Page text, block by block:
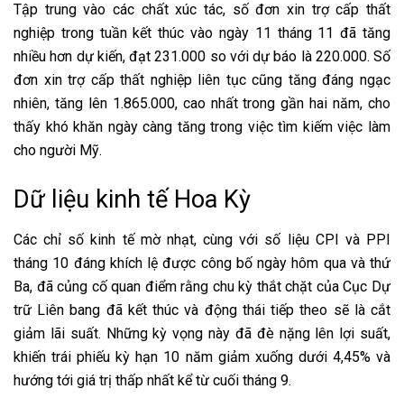
Tập trung vào các chất xúc tác, số đơn xin trợ cấp thất
nghiệp trong tuần kết thúc vào ngày 11 tháng 11 đã tăng
nhiều hơn dự kiến, đạt 231.000 so với dự báo là 220.000. Số
đơn xin trợ cấp thất nghiệp liên tục cũng tăng đáng ngạc
nhiên, tăng lên 1.865.000, cao nhất trong gần hai năm, cho
thấy khó khăn ngày càng tăng trong việc tìm kiếm việc làm
cho người Mỹ.
Dữ liệu kinh tế Hoa Kỳ
Các chỉ số kinh tế mờ nhạt, cùng với số liệu CPI và PPI
tháng 10 đáng khích lệ được công bố ngày hôm qua và thứ
Ba, đã củng cố quan điểm rằng chu kỳ thắt chặt của Cục Dự
trữ Liên bang đã kết thúc và động thái tiếp theo sẽ là cắt
giảm lãi suất. Những kỳ vọng này đã đè nặng lên lợi suất,
khiến trái phiếu kỳ hạn 10 năm giảm xuống dưới 4,45% và
hướng tới giá trị thấp nhất kể từ cuối tháng 9.